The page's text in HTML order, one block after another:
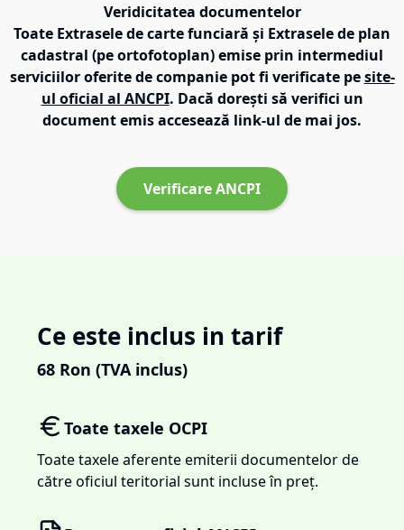
Veridicitatea documentelor
Toate Extrasele de carte funciară și Extrasele de plan
cadastral (pe ortofotoplan) emise prin intermediul
serviciilor oferite de companie pot fi verificate pe site-
ul oficial al ANCPI. Dacă dorești să verifici un
document emis accesează link-ul de mai jos.
Verificare ANCPI
Ce este inclus in tarif
68 Ron (TVA inclus)
Toate taxele OCPI
Toate taxele aferente emiterii documentelor de
către oficiul teritorial sunt incluse în preț.